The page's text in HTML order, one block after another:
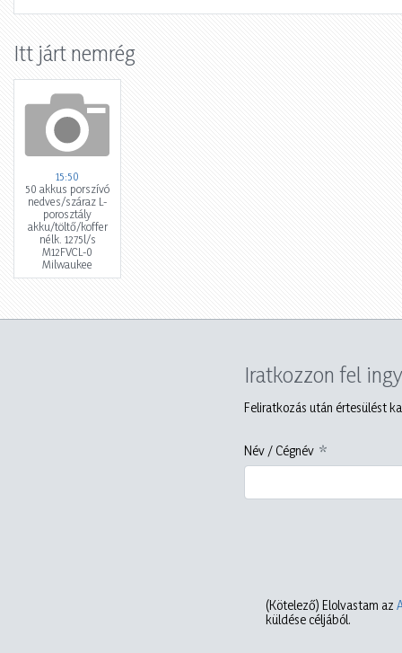
Itt járt nemrég
15:50
50 akkus porszívó
nedves/száraz L-
porosztály
akku/töltő/koffer
nélk. 1275l/s
M12FVCL-0
Milwaukee
Iratkozzon fel
Feliratkozás után értesülést
Név / Cégnév
(Kötelező) Elolvastam az
küldése céljából.